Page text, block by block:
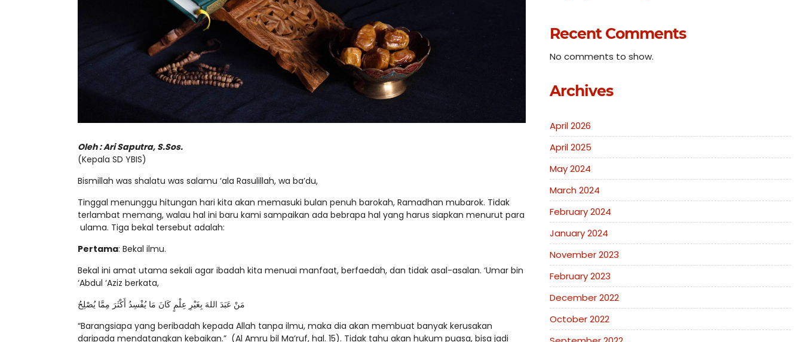
Oleh : Ari Saputra, S.Sos.
(Kepala SD YBIS)
Bismillah was shalatu was salamu ‘ala Rasulillah, wa ba’du,
Tinggal menunggu hitungan hari kita akan memasuki bulan penuh barokah, Ramadhan mubarok. Tidak
terlambat memang, walau hal ini baru kami sampaikan ada bebrapa hal yang harus siapkan menurut para
ulama. Tiga bekal tersebut adalah:
Pertama: Bekal ilmu.
Bekal ini amat utama sekali agar ibadah kita menuai manfaat, berfaedah, dan tidak asal-asalan. ‘Umar bin
‘Abdul ‘Aziz berkata,
مَنْ عَبَدَ اللهَ بِغَيْرِ عِلْمٍ كَانَ مَا يُفْسِدُ أَكْثَرَ مِمَّا يُصْلِحُ
“Barangsiapa yang beribadah kepada Allah tanpa ilmu, maka dia akan membuat banyak kerusakan
daripada mendatangkan kebaikan.” (Al Amru bil Ma’ruf, hal. 15). Tidak tahu akan hukum puasa, bisa jadi
Recent Comments
No comments to show.
Archives
April 2026
April 2025
May 2024
March 2024
February 2024
January 2024
November 2023
February 2023
December 2022
October 2022